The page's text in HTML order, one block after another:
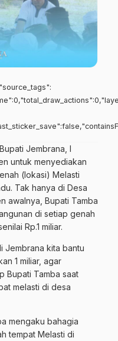
Jembrana, I
untuk menyediakan
(lokasi) Melasti
Tak hanya di Desa
awalnya, Bupati Tamba
di setiap genah
Rp.1 miliar.
Jembrana kita bantu
1 miliar, agar
Bupati Tamba saat
melasti di desa
mengaku bahagia
tempat Melasti di